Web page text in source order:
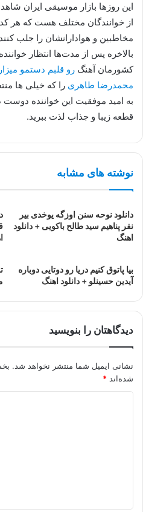
این روزها بازار موسیقی ایران
از خوانندگان مختلف هست که هر
مخاطبین و هوادارانشان را جلب
بالاخره پس از مدت‌ها انتظار
کشورمان آهنگ رو قلبم دستمو
محمدرضا طاهری را که خیلی ها
به امید موفقیت این خواننده دوست
قطعه زیبا و جذاب لذت ببرید.
نوشته های مشابه
دانلود نوحه سنن اوزگه یوخدی بیر
نفر پناهیم سید‌ طالح باکویی + دانلود
اهنگ
بیا پاتوق کنیم دریا رو دوتایی دوباره
آیدین حسینلو + دانلود اهنگ
دیدگاهتان را بنویسید
نشانی ایمیل شما منتشر نخواهد شد.
شده‌اند *
*